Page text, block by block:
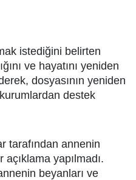
istediğini belirten
ve hayatını yeniden
dosyasının yeniden
destek
tarafından annenin
yapılmadı.
beyanları ve